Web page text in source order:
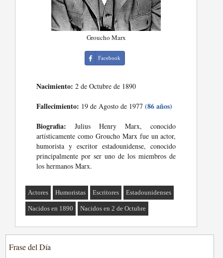
Groucho Marx
Facebook
Nacimiento: 2 de Octubre de 1890
Fallecimiento: 19 de Agosto de 1977(86 años)
Biografia: Julius Henry Marx, conocido
artísticamente como Groucho Marx fue un actor,
humorista y escritor estadounidense, conocido
principalmente por ser uno de los miembros de
los hermanos Marx.
Actores Humoristas Escritores Estadounidenses
Nacidos en 1890 Nacidos en 2 de Octubre
Frase del Día